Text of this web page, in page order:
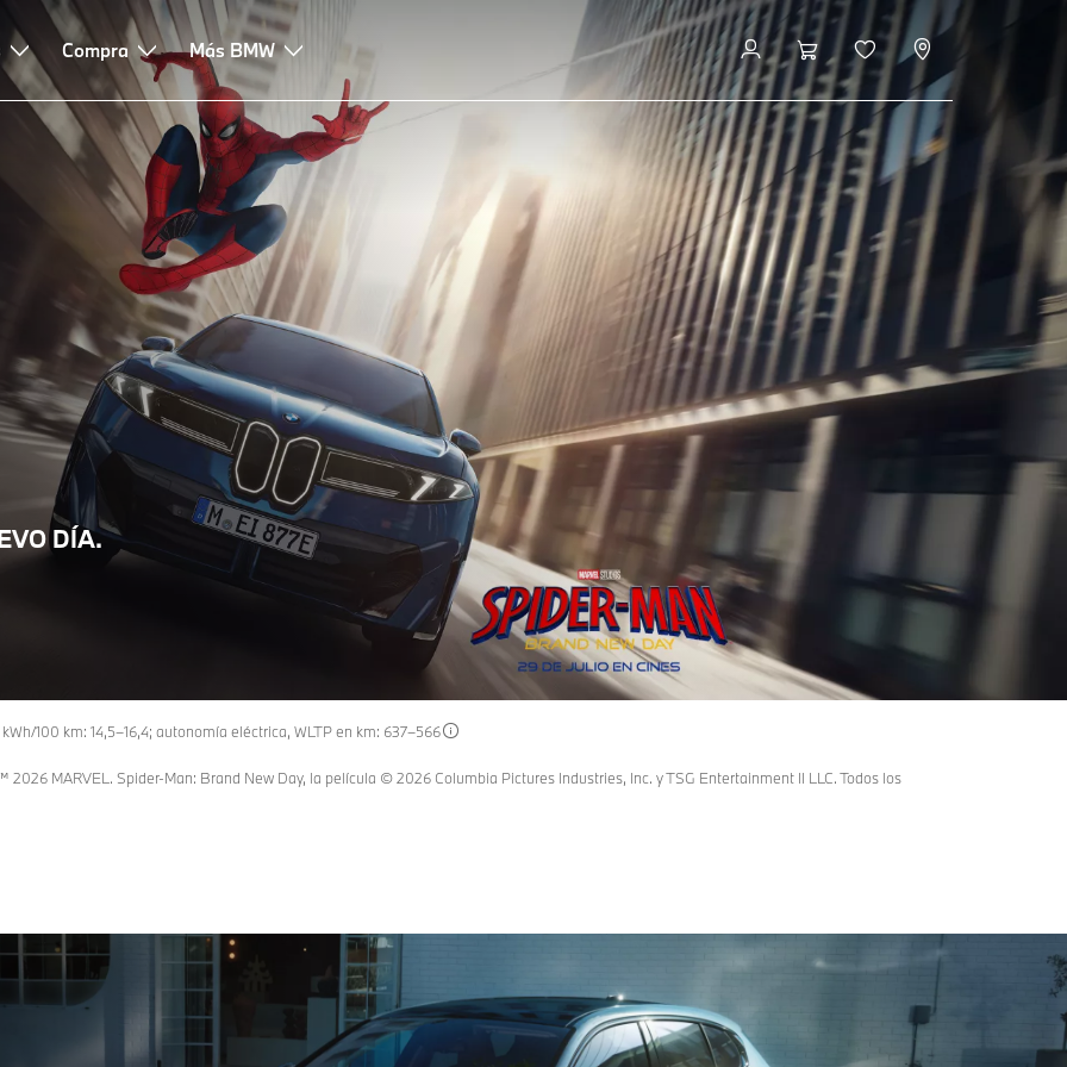
Compra Más BMW
DÍA.
100 km: 14,5–16,4; autonomía eléctrica, WLTP en km: 637–566
MARVEL. Spider-Man: Brand New Day, la película © 2026 Columbia Pictures Industries, Inc. y TSG Entertainment II LLC. Todos los